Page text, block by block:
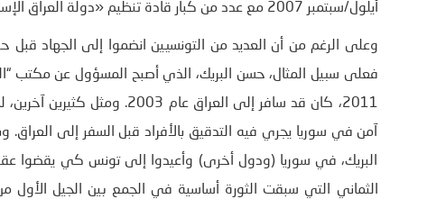
أيلول/سبتمبر 2007 مع عدد من كبار قادة تنظيم «دولة العراق الإسلامية».
وعلى الرغم من أن العديد من التونسيين انضموا إلى الجهاد قبل
فعلى سبيل المثال، حسن البريك، الذي أصبح المسؤول عن مكتب
2011، كان قد سافر إلى العراق
آمن في سوريا يجري فيه التدقيق بالأفراد قبل السفر إلى العراق.
البريك، في سوريا (ودول أخرى) وأعيدوا إلى تونس كي يقضوا
الثماني التي سبقت الثورة أساسية في الجمع بين الجيل الأول من